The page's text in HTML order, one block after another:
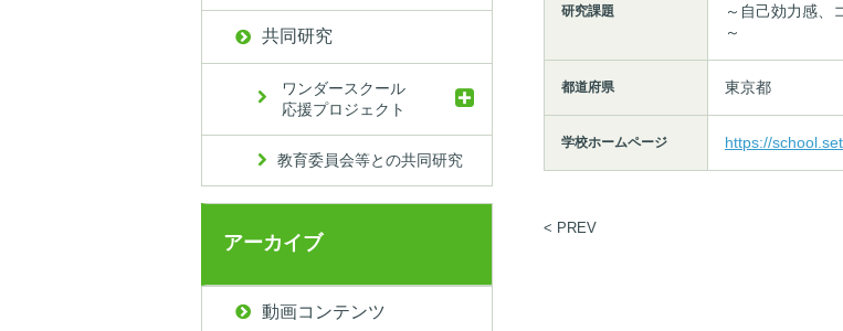
研究課題
～自己効力感、
～
都道府県 東京都
学校ホームページ https://
< PREV
共同研究
ワンダースクール
応援プロジェクト
教育委員会等との共同研究
アーカイブ
動画コンテンツ